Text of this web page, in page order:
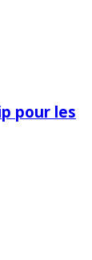
pour les